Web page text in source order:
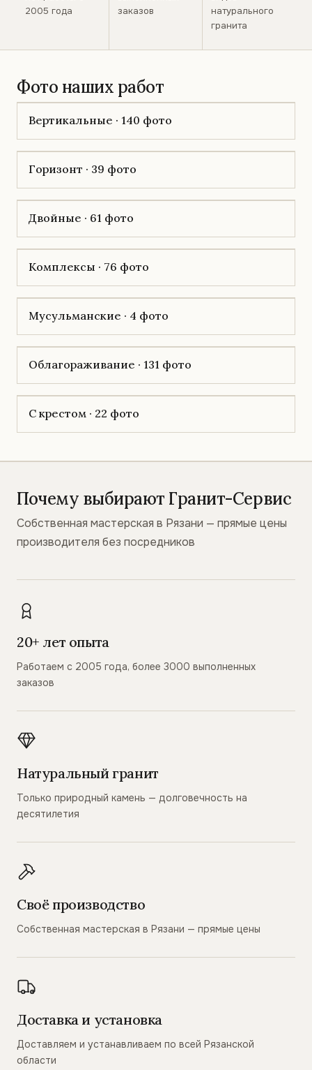
2005 года
заказов
натурального
гранита
Фото наших работ
Вертикальные · 140 фото
Горизонт · 39 фото
Двойные · 61 фото
Комплексы · 76 фото
Мусульманские · 4 фото
Облагораживание · 131 фото
С крестом · 22 фото
Почему выбирают Гранит-Сервис
Собственная мастерская в Рязани — прямые цены
производителя без посредников
20+ лет опыта
Работаем с 2005 года, более 3000 выполненных
заказов
Натуральный гранит
Только природный камень — долговечность на
десятилетия
Своё производство
Собственная мастерская в Рязани — прямые цены
Доставка и установка
Доставляем и устанавливаем по всей Рязанской
области